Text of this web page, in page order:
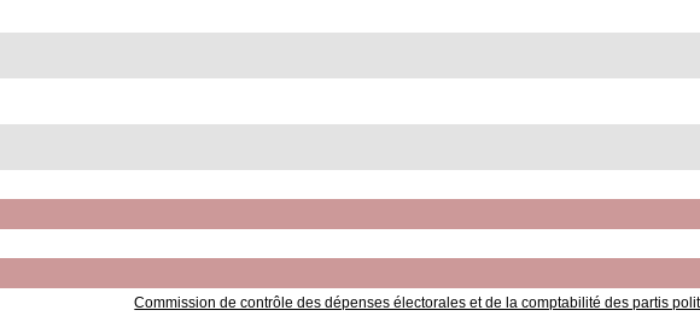
Commission de contrôle des dépenses électorales et de la comptabilité des partis